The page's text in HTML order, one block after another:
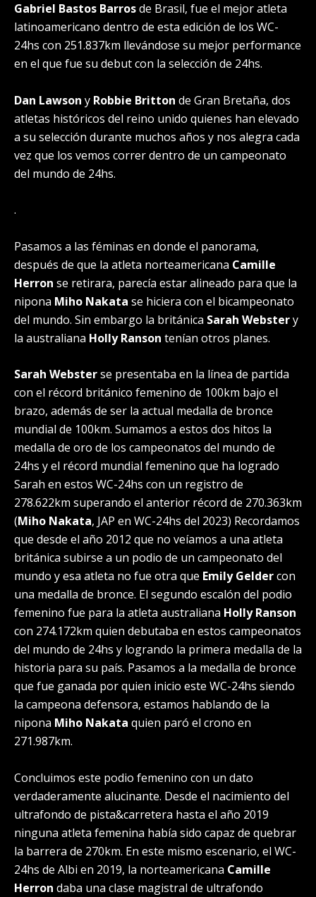
Gabriel Bastos Barrosde Brasil, fue el mejor atleta
latinoamericano dentro de esta edición de los WC-
24hs con 251.837km llevándose su mejor performance
en el que fue su debut con la selección de 24hs.
Dan Lawson y Robbie Britton de Gran Bretaña, dos
atletas históricos del reino unido quienes han elevado
a su selección durante muchos años y nos alegra cada
vez que los vemos correr dentro de un campeonato
del mundo de 24hs.
.
Pasamos a las féminas en donde el panorama,
después de que la atleta norteamericana Camille
Herron se retirara, parecía estar alineado para que la
nipona Miho Nakata se hiciera con el bicampeonato
del mundo. Sin embargo la británica Sarah Webstery
la australiana Holly Ranson tenían otros planes.
Sarah Websterse presentaba en la línea de partida
con el récord británico femenino de 100km bajo el
brazo, además de ser la actual medalla de bronce
mundial de 100km. Sumamos a estos dos hitos la
medalla de oro de los campeonatos del mundo de
24hs y el récord mundial femenino que ha logrado
Sarah en estos WC-24hs con un registro de
278.622km superando el anterior récord de 270.363km
(Miho Nakata, JAP en WC-24hs del 2023) Recordamos
que desde el año 2012 que no veíamos a una atleta
británica subirse a un podio de un campeonato del
mundo y esa atleta no fue otra que Emily Geldercon
una medalla de bronce. El segundo escalón del podio
femenino fue para la atleta australiana Holly Ranson
con 274.172km quien debutaba en estos campeonatos
del mundo de 24hs y logrando la primera medalla de la
historia para su país. Pasamos a la medalla de bronce
que fue ganada por quien inicio este WC-24hs siendo
la campeona defensora, estamos hablando de la
nipona Miho Nakata quien paró el crono en
271.987km.
Concluimos este podio femenino con un dato
verdaderamente alucinante. Desde el nacimiento del
ultrafondo de pista&carretera hasta el año 2019
ninguna atleta femenina había sido capaz de quebrar
la barrera de 270km. En este mismo escenario, el WC-
24hs de Albi en 2019, la norteamericana Camille
Herron daba una clase magistral de ultrafondo